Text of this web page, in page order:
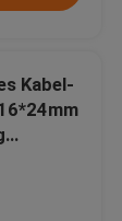
Kabel-